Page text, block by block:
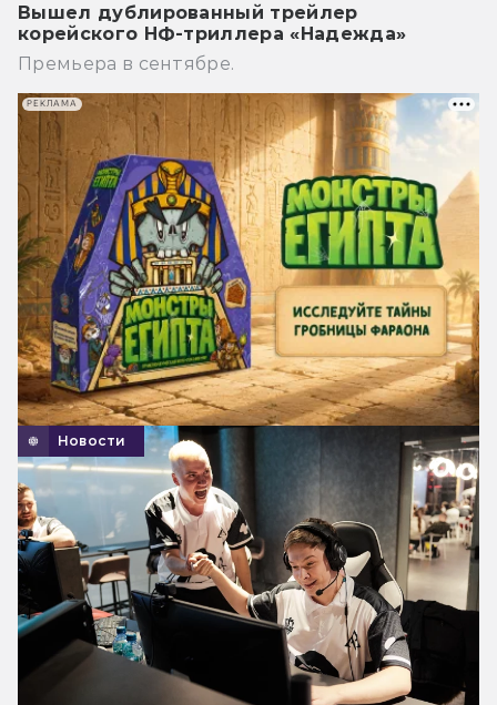
Вышел дублированный трейлер
корейского НФ-триллера «Надежда»
Премьера в сентябре.
Новости
РЕКЛАМА